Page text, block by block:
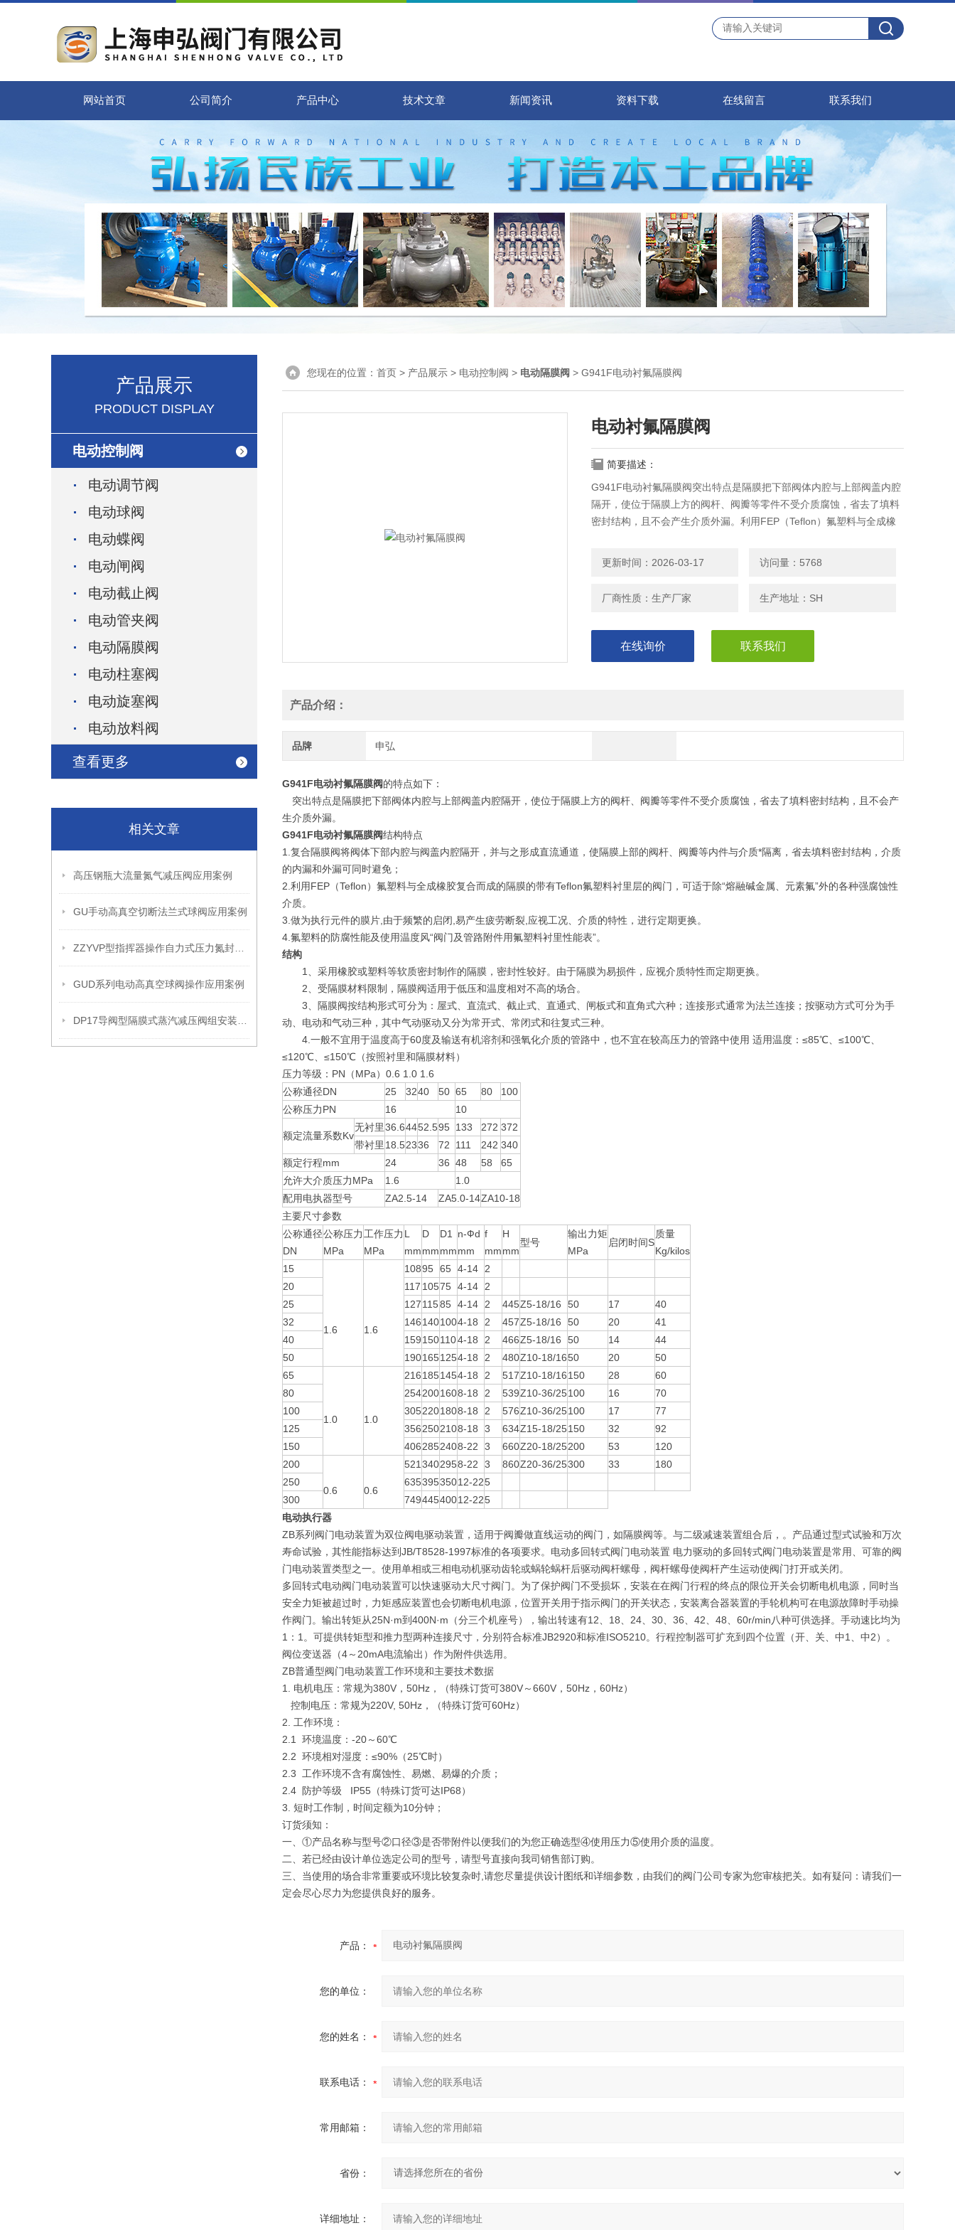
网站首页 公司简介 产品中心 技术文章 新闻资讯 资料下载 在线留言 联系我们
产品展示
PRODUCT DISPLAY
电动控制阀
电动调节阀
电动球阀
电动蝶阀
电动闸阀
电动截止阀
电动管夹阀
电动隔膜阀
电动柱塞阀
电动旋塞阀
电动放料阀
查看更多
相关文章
高压钢瓶大流量氮气减压阀应用案例
GU手动高真空切断法兰式球阀应用案例
GUD系列电动高真空球阀操作应用案例
您现在的位置： 首页 > 产品展示 > 电动控制阀 > 电动隔膜阀 > G941F电动衬氟隔膜阀
电动衬氟隔膜阀
简要描述：
G941F电动衬氟隔膜阀突出特点是隔膜把下部阀体内腔与上部阀盖内腔
隔开，使位于隔膜上方的阀杆、阀瓣等零件不受介质腐蚀，省去了填料
密封结构，且不会产生介质外漏。利用FEP（Teflon）氟塑料与全成橡
金属、元素氟"外的各种强腐蚀性介质。
更新时间：2026-03-17 访问量：5768
厂商性质：生产厂家 生产地址：SH
在线询价 联系我们
产品介绍：
品牌 申弘
G941F电动衬氟隔膜阀的特点如下：
突出特点是隔膜把下部阀体内腔与上部阀盖内腔隔开，使位于隔膜上方的阀杆、阀瓣等零件不受介质腐蚀，省去了填料密封结构，且不会产
生介质外漏。
G941F电动衬氟隔膜阀结构特点
1.复合隔膜阀将阀体下部内腔与阀盖内腔隔开，并与之形成直流通道，使隔膜上部的阀杆、阀瓣等内件与介质*隔离，省去填料密封结构，介质
的内漏和外漏可同时避免；
2.利用FEP（Teflon）氟塑料与全成橡胶复合而成的隔膜的带有Teflon氟塑料衬里层的阀门，可适于除“熔融碱金属、元素氟”外的各种强腐蚀性
介质。
3.做为执行元件的膜片,由于频繁的启闭,易产生疲劳断裂,应视工况、介质的特性，进行定期更换。
4.氟塑料的防腐性能及使用温度风“阀门及管路附件用氟塑料衬里性能表”。
结构
1、采用橡胶或塑料等软质密封制作的隔膜，密封性较好。由于隔膜为易损件，应视介质特性而定期更换。
2、受隔膜材料限制，隔膜阀适用于低压和温度相对不高的场合。
3、隔膜阀按结构形式可分为：屋式、直流式、截止式、直通式、闸板式和直角式六种；连接形式通常为法兰连接；按驱动方式可分为手
动、电动和气动三种，其中气动驱动又分为常开式、常闭式和往复式三种。
4.一般不宜用于温度高于60度及输送有机溶剂和强氧化介质的管路中，也不宜在较高压力的管路中使用 适用温度：≤85℃、≤100℃、
≤120℃、≤150℃（按照衬里和隔膜材料）
压力等级：PN（MPa）0.6 1.0 1.6
公称通径DN
25 3240 50 65 80
100
公称压力PN
16 10
额定流量系数Kv
无衬里36.64452.595 133 272 372
带衬里 18.52336 72 111 242 340
额定行程mm
24 36 48 58
65
允许大介质压力MPa
1.6
1.0
配用电执器型号
ZA2.5-14 ZA5.0-14ZA10-18
主要尺寸参数
公称通径
DN
公称压力
MPa
工作压力
MPa
L
mm
D
mm
D1
mm
n-Фd
mm
f
mm
H
mm
型号
输出力矩
MPa
启闭时间S
质量
Kg/kilos
15
1.6 1.6
10895 65 4-14
2
20
117 10575 4-14
2
25
12711585 4-14 2 445Z5-18/16 50 17
40
32
1461401004-18 2 457Z5-18/16 50 20
41
40
1591501104-18 2 466Z5-18/16 50 14
44
50
1901651254-18 2 480Z10-18/1650 20
50
65
1.0 1.0
2161851454-18 2 517Z10-18/16150 28
60
80
2542001608-18 2 539Z10-36/25100 16
70
100
3052201808-18 2 576Z10-36/25100 17
77
125
3562502108-18 3 634Z15-18/25150 32
92
150
4062852408-22 3 660Z20-18/25200 53
120
200
0.6 0.6
521 3402958-22 3 860Z20-36/25300 33
180
250
63539535012-225
300
74944540012-225
电动执行器
ZB系列阀门电动装置为双位阀电驱动装置，适用于阀瓣做直线运动的阀门，如隔膜阀等。与二级减速装置组合后，。产品通过型式试验和万次
寿命试验，其性能指标达到JB/T8528-1997标准的各项要求。电动多回转式阀门电动装置 电力驱动的多回转式阀门电动装置是常用、可靠的阀
门电动装置类型之一。使用单相或三相电动机驱动齿轮或蜗轮蜗杆后驱动阀杆螺母，阀杆螺母使阀杆产生运动使阀门打开或关闭。
多回转式电动阀门电动装置可以快速驱动大尺寸阀门。为了保护阀门不受损坏，安装在在阀门行程的终点的限位开关会切断电机电源，同时当
安全力矩被超过时，力矩感应装置也会切断电机电源，位置开关用于指示阀门的开关状态，安装离合器装置的手轮机构可在电源故障时手动操
作阀门。输出转矩从25N·m到400N·m（分三个机座号），输出转速有12、18、24、30、36、42、48、60r/min八种可供选择。手动速比均为
1：1。可提供转矩型和推力型两种连接尺寸，分别符合标准JB2920和标准ISO5210。行程控制器可扩充到四个位置（开、关、中1、中2）。
阀位变送器（4～20mA电流输出）作为附件供选用。
ZB普通型阀门电动装置工作环境和主要技术数据
1. 电机电压：常规为380V，50Hz，（特殊订货可380V～660V，50Hz，60Hz）
控制电压：常规为220V, 50Hz，（特殊订货可60Hz）
2. 工作环境：
2.1 环境温度：-20～60℃
2.2 环境相对湿度：≤90%（25℃时）
2.3 工作环境不含有腐蚀性、易燃、易爆的介质；
2.4 防护等级 IP55（特殊订货可达IP68）
3. 短时工作制，时间定额为10分钟；
订货须知：
一、①产品名称与型号②口径③是否带附件以便我们的为您正确选型④使用压力⑤使用介质的温度。
二、若已经由设计单位选定公司的型号，请型号直接向我司销售部订购。
三、当使用的场合非常重要或环境比较复杂时,请您尽量提供设计图纸和详细参数，由我们的阀门公司专家为您审核把关。如有疑问：请我们一
定会尽心尽力为您提供良好的服务。
产品：
您的单位：
您的姓名：
联系电话：
常用邮箱：
省份：
详细地址：